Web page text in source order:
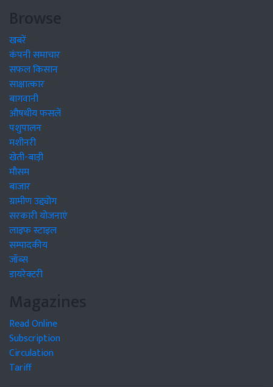
Browse
खबरें
कंपनी समाचार
सफल किसान
साक्षात्कार
बागवानी
औषधीय फसलें
पशुपालन
मशीनरी
खेती-बाड़ी
मौसम
बाजार
ग्रामीण उद्द्योग
सरकारी योजनाएं
लाइफ स्टाइल
सम्पादकीय
जॉब्स
डायरेक्टरी
Magazines
Read Online
Subscription
Circulation
Tariff